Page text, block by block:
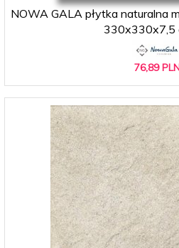
NOWA GALA płytka naturalna
330x330x7,5
76,89